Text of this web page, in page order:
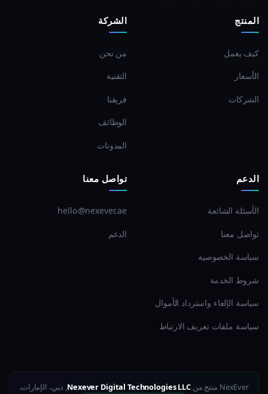
المنتج
كيف يعمل
الأسعار
الشركات
الشركة
من نحن
التقنية
فريقنا
الوظائف
المدونات
الدعم
الأسئلة الشائعة
تواصل معنا
سياسة الخصوصية
شروط الخدمة
سياسة الإلغاء واسترداد الأموال
سياسة ملفات تعريف الارتباط
تواصل معنا
hello@nexever.ae
الدعم
NexEver منتج من Nexever Digital Technologies LLC , دبي، الإمارات.